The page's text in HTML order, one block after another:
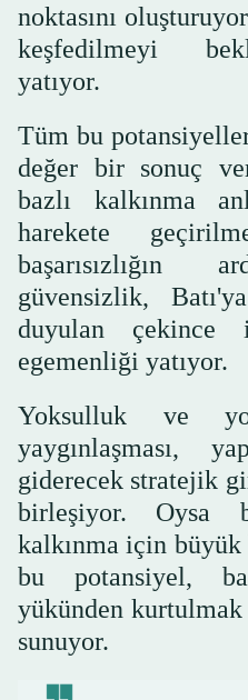
noktasını
keşfedilmeyi
yatıyor.
Tüm bu
değer bir sonuç
bazlı kalkınma
harekete
başarısızlığın
güvensizlik,
duyulan
egemenliği yatıyor.
Yoksulluk ve
yaygınlaşması,
giderecek stratejik
birleşiyor. Oysa
kalkınma için
bu potansiyel,
yükünden
sunuyor.